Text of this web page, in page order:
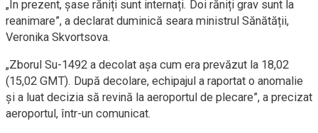
„În prezent, șase răniți sunt internați. Doi răniți grav sunt la
reanimare”, a declarat duminică seara ministrul Sănătății,
Veronika Skvortsova.
„Zborul Su-1492 a decolat așa cum era prevăzut la 18,02
(15,02 GMT). După decolare, echipajul a raportat o anomalie
și a luat decizia să revină la aeroportul de plecare”, a precizat
aeroportul, într-un comunicat.